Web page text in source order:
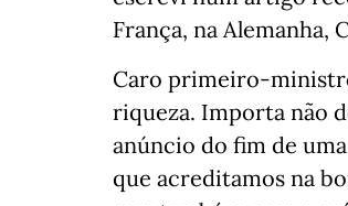
França, na Alemanha,
Caro primeiro-
riqueza. Importa não
anúncio do fim de
que acreditamos na